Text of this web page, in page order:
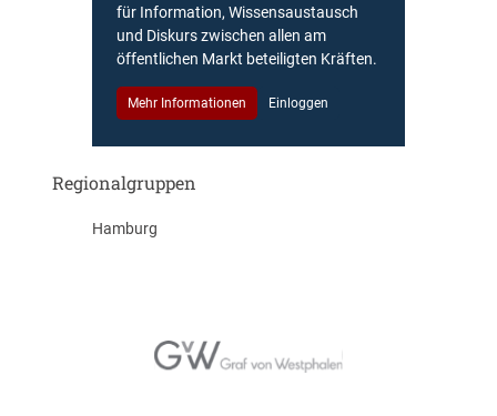
für Information, Wissensaustausch
und Diskurs zwischen allen am
öffentlichen Markt beteiligten Kräften.
Mehr Informationen Einloggen
Regionalgruppen
Hamburg